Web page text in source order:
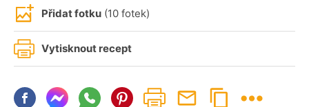
Přidat fotku (10 fotek)
Vytisknout recept